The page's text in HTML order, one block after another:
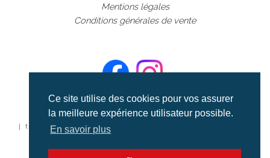
Ce site utilise des cookies pour vos assurer
la meilleure expérience utilisateur possible.
En savoir plus
Mentions légales
Conditions générales de vente
©aerialcollection marque déposée 2024
| tous droits réservés | aerialcollection.fr banque d'images
aériennes et documentaires video et cinéma |